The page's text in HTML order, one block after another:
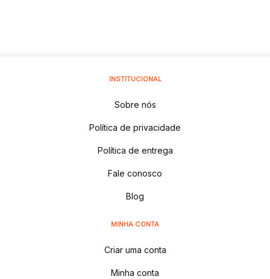
INSTITUCIONAL
Sobre nós
Política de privacidade
Política de entrega
Fale conosco
Blog
MINHA CONTA
Criar uma conta
Minha conta